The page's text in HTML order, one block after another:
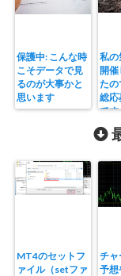
保護中: こんな時
こそデータで見
るのが大事かと
思います
私の
開
たの
総応
です
MT4のセットフ
ァイル（setファ
チャ
予想